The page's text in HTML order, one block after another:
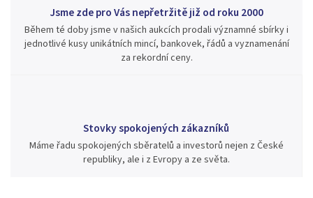
Jsme zde pro Vás nepřetržitě již od roku 2000
Během té doby jsme v našich aukcích prodali významné sbírky i
jednotlivé kusy unikátních mincí, bankovek, řádů a vyznamenání
za rekordní ceny.
Stovky spokojených zákazníků
Máme řadu spokojených sběratelů a investorů nejen z České
republiky, ale i z Evropy a ze světa.